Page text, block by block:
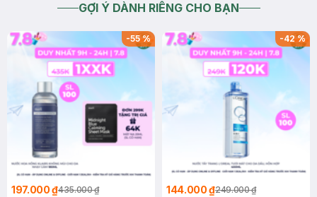
GỢI Ý DÀNH RIÊNG CHO BẠN
-55%
197.000 ₫435.000 ₫
-42%
144.000 ₫249.000 ₫